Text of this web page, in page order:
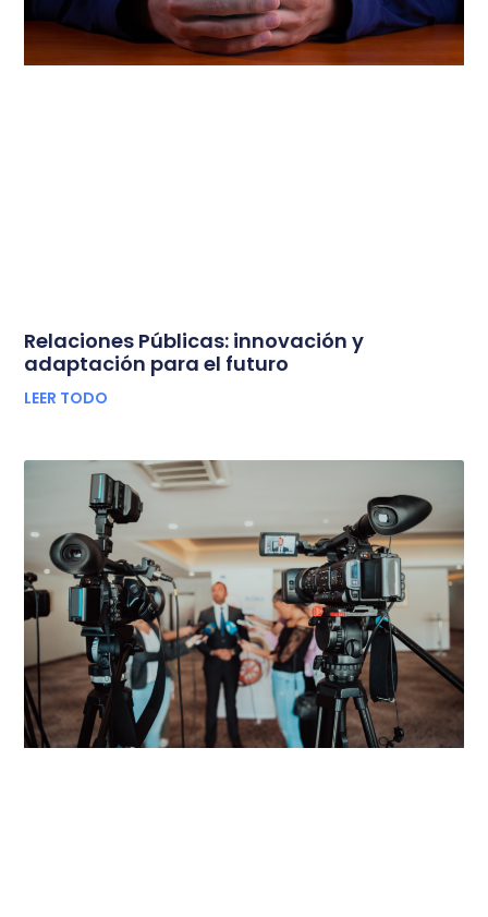
Relaciones Públicas: innovación y
adaptación para el futuro
LEER TODO